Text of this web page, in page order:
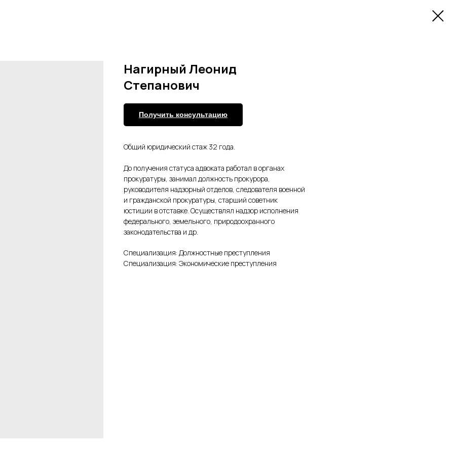
Нагирный Леонид
Степанович
Получить консультацию
Общий юридический стаж 32 года.
До получения статуса адвоката работал в органах
прокуратуры, занимал должность прокурора,
руководителя надзорный отделов, следователя военной
и гражданской прокуратуры, старший советник
юстиции в отставке. Осуществлял надзор исполнения
федерального, земельного, природоохранного
законодательства и др.
Специализация: Должностные преступления
Специализация: Экономические преступления